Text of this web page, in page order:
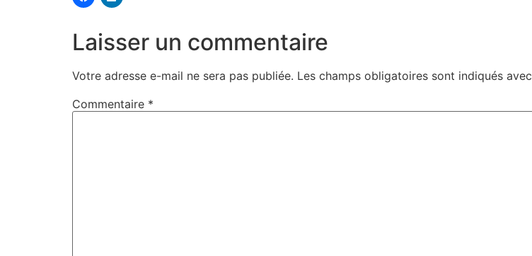
pour
Facebook(ouvre
dans
une
pour
dans
une
Laisser un commentaire
Votre adresse e-mail ne sera pas publiée. Les champs obligatoires sont indiqués avec
Commentaire *